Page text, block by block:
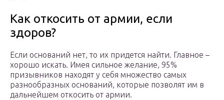
Как откосить от армии, если
здоров?
Если оснований нет, то их придется найти. Главное –
хорошо искать. Имея сильное желание, 95%
призывников находят у себя множество самых
разнообразных оснований, которые позволят им в
дальнейшем откосить от армии.